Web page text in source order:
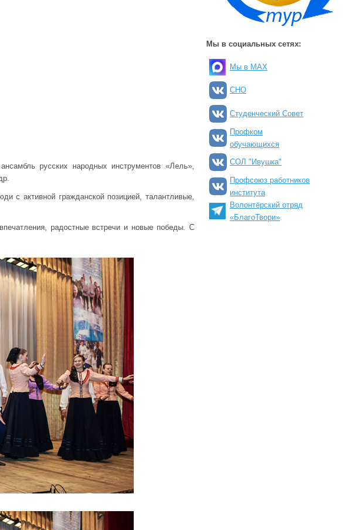
русских народных инструментов «Лель»,
с активной гражданской позицией, талантливые,
радостные встречи и новые победы. С
Мы в социальных сетях:
Мы в MAX
СНО
Студенческий Совет
Профком
обучающихся
СОЛ "Ивушка"
Профсоюз работников
института
Волонтёрский отряд
«БлагоТвори»